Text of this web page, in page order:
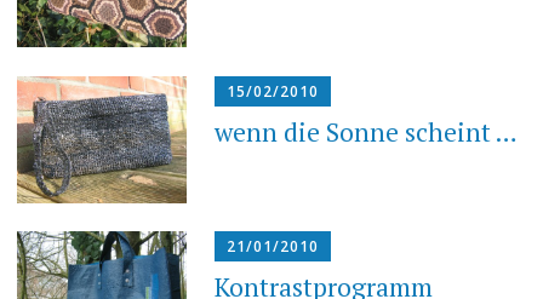
15/02/2010
wenn die Sonne scheint …
21/01/2010
Kontrastprogramm